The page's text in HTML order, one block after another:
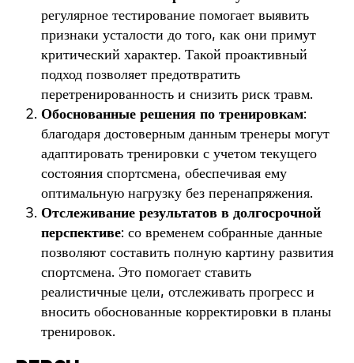
регулярное тестирование помогает выявить
признаки усталости до того, как они примут
критический характер. Такой проактивный
подход позволяет предотвратить
перетренированность и снизить риск травм.
Обоснованные решения по тренировкам:
благодаря достоверным данным тренеры могут
адаптировать тренировки с учетом текущего
состояния спортсмена, обеспечивая ему
оптимальную нагрузку без перенапряжения.
Отслеживание результатов в долгосрочной
перспективе: со временем собранные данные
позволяют составить полную картину развития
спортсмена. Это помогает ставить
реалистичные цели, отслеживать прогресс и
вносить обоснованные корректировки в планы
тренировок.